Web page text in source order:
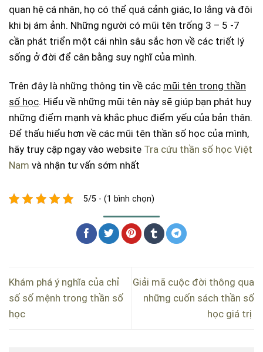
quan hệ cá nhân, họ có thể quá cảnh giác, lo lắng và đôi
khi bị ám ảnh. Những người có mũi tên trống 3 – 5 -7
cần phát triển một cái nhìn sâu sắc hơn về các triết lý
sống ở đời để cân bằng suy nghĩ của mình.
Trên đây là những thông tin về các mũi tên trong thần
số học. Hiểu về những mũi tên này sẽ giúp bạn phát huy
những điểm mạnh và khắc phục điểm yếu của bản thân.
Để thấu hiểu hơn về các mũi tên thần số học của mình,
hãy truy cập ngay vào website Tra cứu thần số học Việt
Nam và nhận tư vấn sớm nhất
5/5 - (1 bình chọn)
Khám phá ý nghĩa của chỉ
số số mệnh trong thần số
học
Giải mã cuộc đời thông qua
những cuốn sách thần số
học giá trị